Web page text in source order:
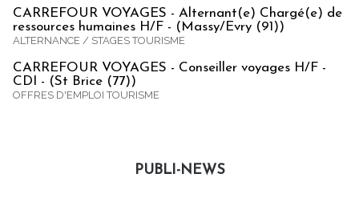
CARREFOUR VOYAGES - Alternant(e) Chargé(e) de
ressources humaines H/F - (Massy/Evry (91))
ALTERNANCE / STAGES TOURISME
CARREFOUR VOYAGES - Conseiller voyages H/F -
CDI - (St Brice (77))
OFFRES D'EMPLOI TOURISME
PUBLI-NEWS